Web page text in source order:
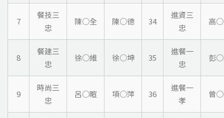
7
餐技三
忠
陳○全 陳○德 34
進資三
忠
高
8
餐建三
忠
徐○維 徐○坤 35
進餐一
忠
彭
9
時尚三
忠
呂○暄 項○萍 36
進餐一
孝
曾